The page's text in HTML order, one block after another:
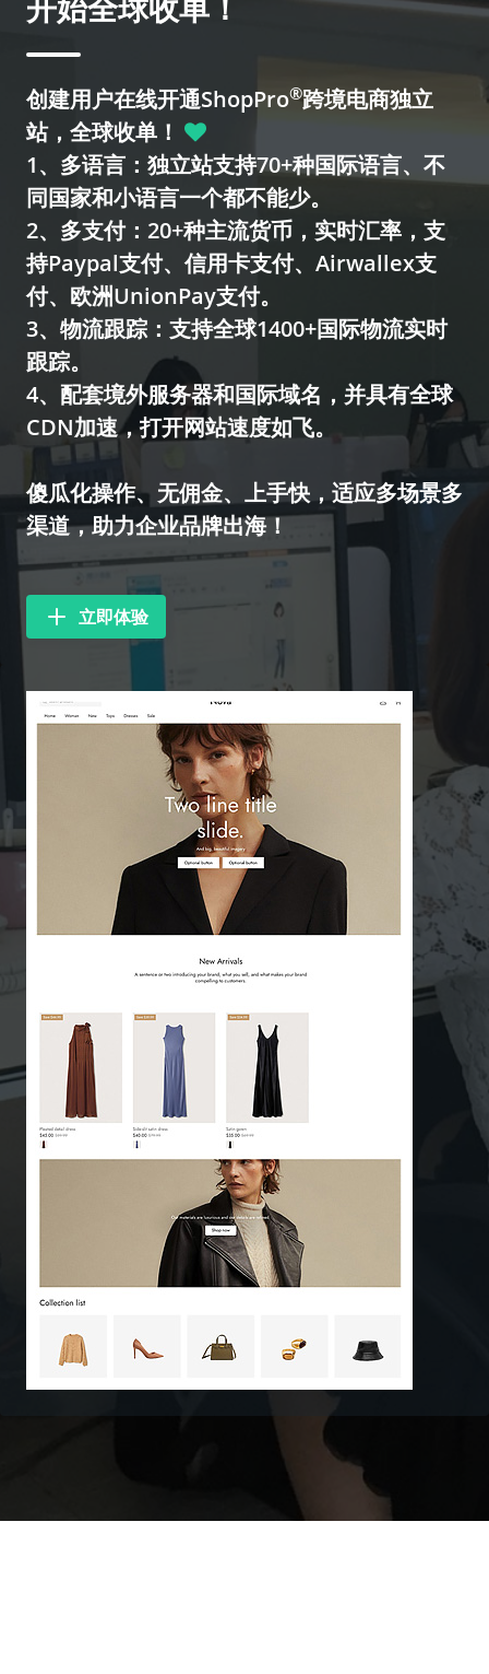
创建用户在线开通ShopPro®跨境电商独立
站，全球收单！
1、多语言：独立站支持70+种国际语言、不
同国家和小语言一个都不能少。
2、多支付：20+种主流货币，实时汇率，支
持Paypal支付、信用卡支付、Airwallex支
付、欧洲UnionPay支付。
3、物流跟踪：支持全球1400+国际物流实时
跟踪。
4、配套境外服务器和国际域名，并具有全球
CDN加速，打开网站速度如飞。
傻瓜化操作、无佣金、上手快，适应多场景多
渠道，助力企业品牌出海！
立即体验